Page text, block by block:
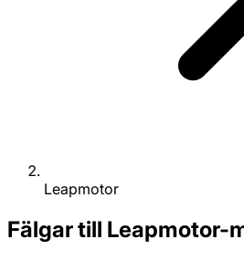
Leapmotor
Fälgar till Leapmotor-